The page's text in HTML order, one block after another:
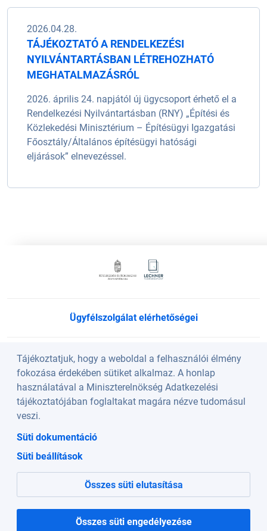
Tájékoztatjuk, hogy a weboldal a felhasználói élmény
fokozása érdekében sütiket alkalmaz. A honlap
használatával a Miniszterelnökség Adatkezelési
tájékoztatójában foglaltakat magára nézve tudomásul
veszi.
Süti dokumentáció
Süti beállítások
Összes süti elutasítása
Összes süti engedélyezése
2026.04.28.
TÁJÉKOZTATÓ A RENDELKEZÉSI
NYILVÁNTARTÁSBAN LÉTREHOZHATÓ
MEGHATALMAZÁSRÓL
2026. április 24. napjától új ügycsoport érhető el a
Rendelkezési Nyilvántartásban (RNY) „Építési és
Közlekedési Minisztérium – Építésügyi Igazgatási
Főosztály/Általános építésügyi hatósági
eljárások” elnevezéssel.
Ügyfélszolgálat elérhetőségei
Süti beállítások
Köszöntő
A weboldalt a Lechner Nonprofit Kft. üzemelteti a